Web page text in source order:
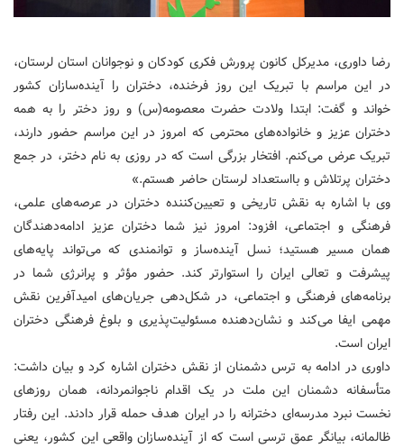
رضا داوری، مدیرکل کانون پرورش فکری کودکان و نوجوانان استان لرستان،
در این مراسم با تبریک این روز فرخنده، دختران را آینده‌سازان کشور
خواند و گفت: ابتدا ولادت حضرت معصومه‌(س) و روز دختر را به همه
دختران عزیز و خانواده‌های محترمی که امروز در این مراسم حضور دارند،
تبریک عرض می‌کنم. افتخار بزرگی است که در روزی به نام دختر، در جمع
دختران پرتلاش و بااستعداد لرستان حاضر هستم.»
وی با اشاره به نقش تاریخی و تعیین‌کننده دختران در عرصه‌های علمی،
فرهنگی و اجتماعی، افزود: امروز نیز شما دختران عزیز ادامه‌دهندگان
همان مسیر هستید؛ نسل آینده‌ساز و توانمندی که می‌تواند پایه‌های
پیشرفت و تعالی ایران را استوارتر کند. حضور مؤثر و پرانرژی شما در
برنامه‌های فرهنگی و اجتماعی، در شکل‌دهی جریان‌های امیدآفرین نقش
مهمی ایفا می‌کند و نشان‌دهنده مسئولیت‌پذیری و بلوغ فرهنگی دختران
ایران است.
داوری در ادامه به ترس دشمنان از نقش دختران اشاره کرد و بیان داشت:
متأسفانه دشمنان این ملت در یک اقدام ناجوانمردانه، همان روزهای
نخست نبرد مدرسه‌ای دخترانه را در ایران هدف حمله قرار دادند. این رفتار
ظالمانه، بیانگر عمق ترسی است که از آینده‌سازان واقعی این کشور، یعنی